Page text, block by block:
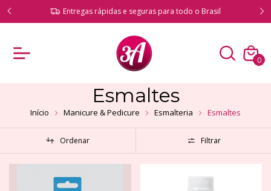
Entregas rápidas e seguras para todo o Brasil
0
Esmaltes
Início Manicure & Pedicure Esmalteria Esmaltes
Ordenar Filtrar